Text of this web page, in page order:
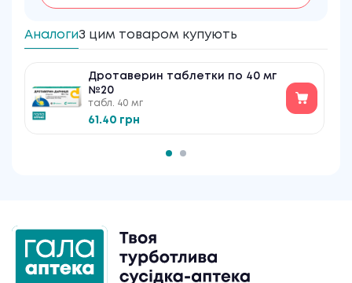
АналогиЗ цим товаром купують
Дротаверин таблетки по 40 мг
№20
табл. 40 мг
61.40 грн